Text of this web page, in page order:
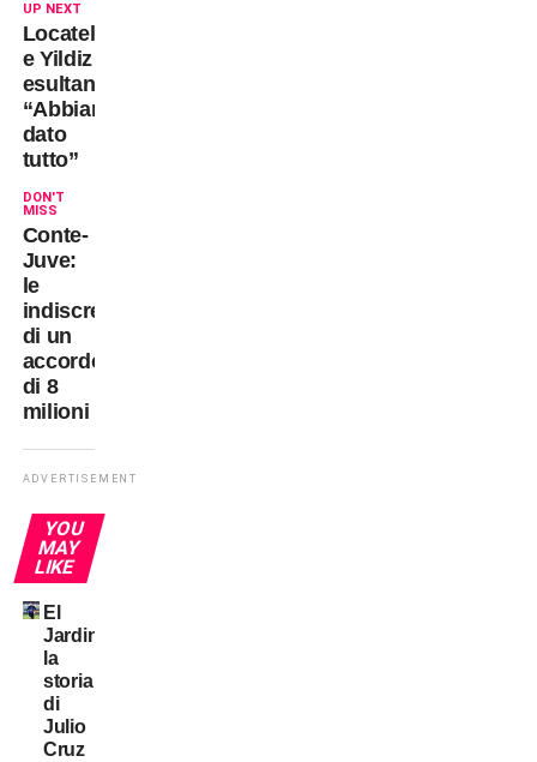
UP NEXT
Locatelli
e Yildiz
esultano:
“Abbiamo
dato
tutto”
DON'T
MISS
Conte-
Juve:
le
indiscrezioni
di un
accordo
di 8
milioni
ADVERTISEMENT
YOU
MAY
LIKE
El
Jardinero:
la
storia
di
Julio
Cruz